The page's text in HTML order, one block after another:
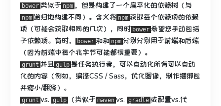
bower 类似于 npm ，但是构建了一个扁平化的依赖树（与
npm 递归地构建不同）。 含义将 npm 获取每个依赖项的依赖
项（可能会获取相同的几次），同时 bower 希望您手动包括
子依赖项。 有时， bower 和和 npm 分别分别用于前端和后端
（因为前端中每个兆字节可能都很重要）。
grunt 并且 gulp 是任务执行者，可以自动化所有可以自动
化的内容（例如，编译CSS / Sass，优化图像，制作捆绑包
并缩小/翻译）。
grunt vs. gulp （类似于 maven vs. gradle 或配置vs.代